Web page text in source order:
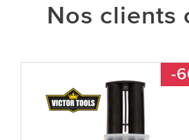
Nos clients
-